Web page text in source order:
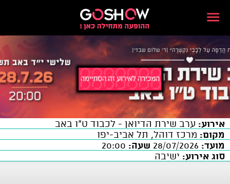
אירוע: ערב שירת הדיואן - לכבוד ט"ו באב
מקום: מרכז דוהל, תל אביב-יפו
מועד:
שעה:
סוג אירוע: ישיבה